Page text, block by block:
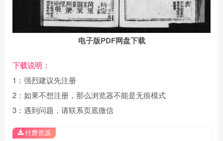
电子版PDF网盘下载
下载说明：
1：强烈建议先注册
2：如果不想注册，那么浏览器不能是无痕模式
3：遇到问题，请联系页底微信
付费资源